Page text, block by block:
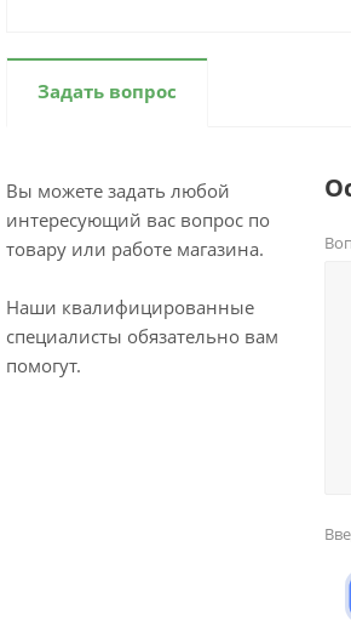
Задать вопрос
Вы можете задать любой
интересующий вас вопрос по
товару или работе магазина.
Наши квалифицированные
специалисты обязательно вам
помогут.